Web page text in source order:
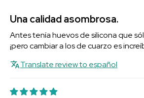
Una calidad asombrosa.
Antes tenía huevos de silicona que
¡pero cambiar a los de cuarzo es
Translate review to español